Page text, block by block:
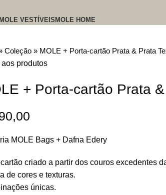
MOLE VESTÍVEIS MOLE HOME
Coleção » MOLE + Porta-cartão Prata & Prata
aos produtos
+ Porta-cartão Prata
MOLE Bags + Dafna Edery
criado a partir dos couros excedentes
de cores e texturas.
únicas.